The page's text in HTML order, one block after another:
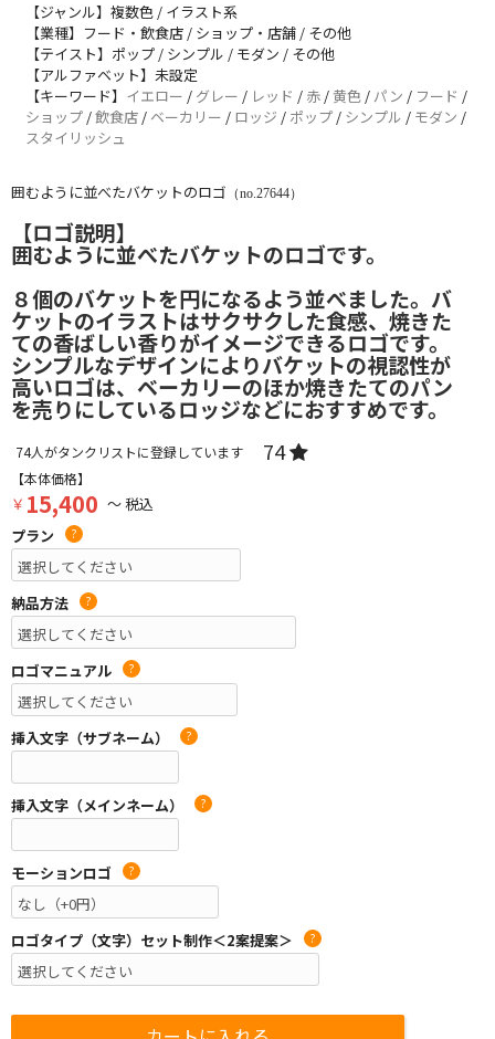
【ジャンル】複数色 / イラスト系
【業種】フード・飲食店 / ショップ・店舗 / その他
【テイスト】ポップ / シンプル / モダン / その他
【アルファベット】未設定
【キーワード】 イエロー / グレー / レッド / 赤 /黄色 /パン / フード /
ショップ /飲食店 / ベーカリー / ロッジ / ポップ / シンプル / モダン /
スタイリッシュ
囲むように並べたバケットのロゴ （no.27644）
【ロゴ説明】
囲むように並べたバケットのロゴです。
８個のバケットを円になるよう並べました。バ
ケットのイラストはサクサクした食感、焼きた
ての香ばしい香りがイメージできるロゴです。
シンプルなデザインによりバケットの視認性が
高いロゴは、ベーカリーのほか焼きたてのパン
を売りにしているロッジなどにおすすめです。
74人がタンクリストに登録しています 74
【本体価格】
￥ 15,400 ～ 税込
プラン
?
納品方法 ?
ロゴマニュアル ?
挿入文字（サブネーム） ?
挿入文字（メインネーム） ?
モーションロゴ ?
ロゴタイプ（文字）セット制作＜2案提案＞ ?